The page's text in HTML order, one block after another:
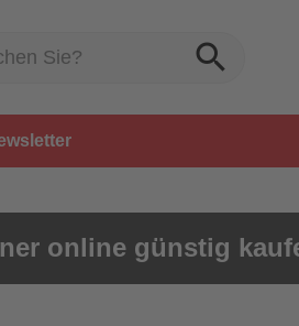
search
online günstig